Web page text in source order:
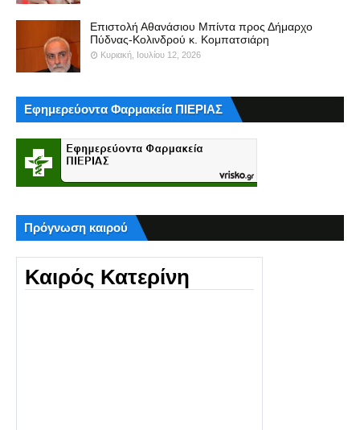
Επιστολή Αθανάσιου Μπίντα προς Δήμαρχο
Πύδνας-Κολινδρού κ. Κομπατσιάρη
Κυριακή, Ιουλίου 12, 2026
Εφημερεύοντα Φαρμακεία ΠΙΕΡΙΑΣ
Πρόγνωση καιρού
Καιρός Κατερίνη